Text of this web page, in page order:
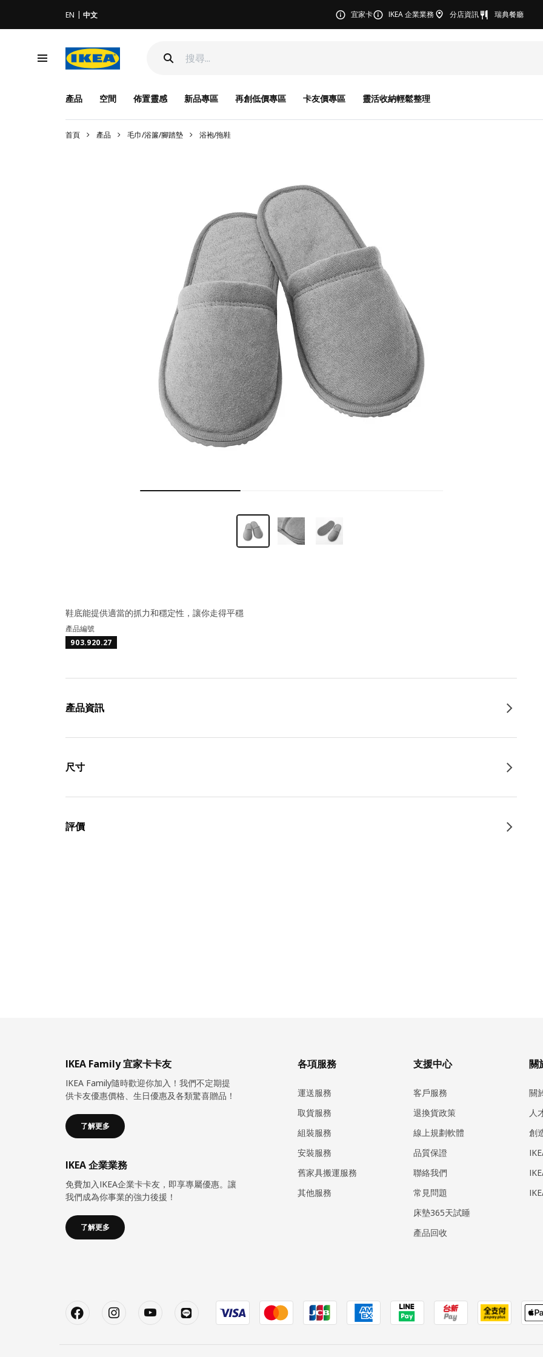
EN 中文 宜家卡 IKEA 企業業務 分店資訊 瑞典餐廳
產品 空間 佈置靈感 新品專區 再創低價專區 卡友價專區 靈活收納輕鬆整理
首頁 產品 毛巾/浴簾/腳踏墊 浴袍/拖鞋
鞋底能提供適當的抓力和穩定性，讓你走得平穩
產品編號
903.920.27
產品資訊
尺寸
評價
IKEA Family 宜家卡卡友
IKEA Family隨時歡迎你加入！我們不定期提
供卡友優惠價格、生日優惠及各類驚喜贈品！
了解更多
IKEA 企業業務
免費加入IKEA企業卡卡友，即享專屬優惠。讓
我們成為你事業的強力後援！
了解更多
各項服務
運送服務
取貨服務
組裝服務
安裝服務
​舊家具搬運服務
其他服務
支援中心
客戶服務
退換貨政策
線上規劃軟體
品質保證
聯絡我們
常見問題
床墊365天試睡
產品回收
關
關
人
創